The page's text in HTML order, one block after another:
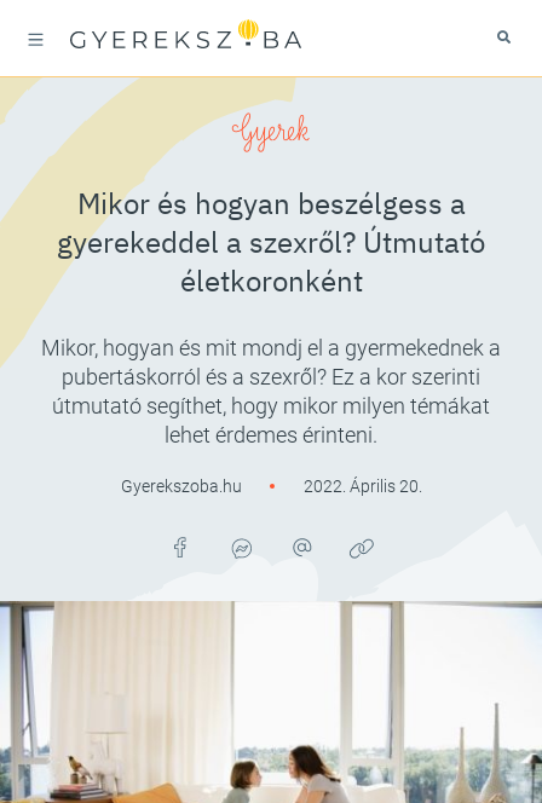
Gyerek
Mikor és hogyan beszélgess a
gyerekeddel a szexről? Útmutató
életkoronként
Mikor, hogyan és mit mondj el a gyermekednek a
pubertáskorról és a szexről? Ez a kor szerinti
útmutató segíthet, hogy mikor milyen témákat
lehet érdemes érinteni.
Gyerekszoba.hu 2022. Április 20.